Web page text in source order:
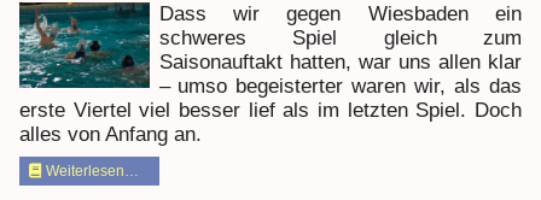
Dass wir gegen Wiesbaden ein
schweres Spiel gleich zum
Saisonauftakt hatten, war uns allen klar
– umso begeisterter waren wir, als das
erste Viertel viel besser lief als im letzten Spiel. Doch
alles von Anfang an.
Weiterlesen…